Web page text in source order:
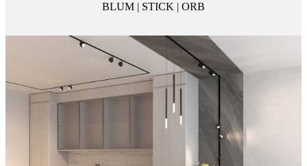
BLUM | STICK | ORB